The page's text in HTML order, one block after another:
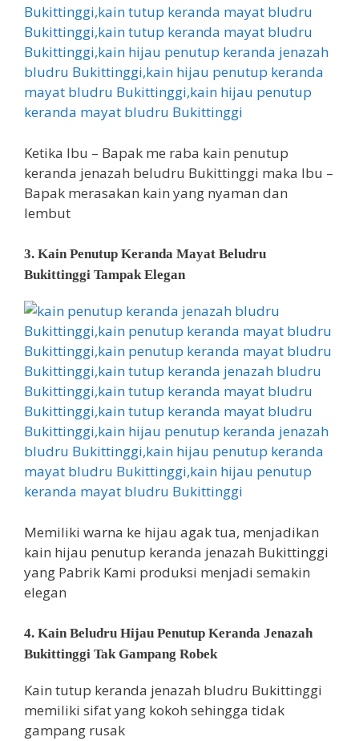
Ketika Ibu – Bapak me raba kain penutup
keranda jenazah beludru Bukittinggi maka Ibu –
Bapak merasakan kain yang nyaman dan
lembut
3. Kain Penutup Keranda Mayat Beludru
Bukittinggi Tampak Elegan
Memiliki warna ke hijau agak tua, menjadikan
kain hijau penutup keranda jenazah Bukittinggi
yang Pabrik Kami produksi menjadi semakin
elegan
4. Kain Beludru Hijau Penutup Keranda Jenazah
Bukittinggi Tak Gampang Robek
Kain tutup keranda jenazah bludru Bukittinggi
memiliki sifat yang kokoh sehingga tidak
gampang rusak